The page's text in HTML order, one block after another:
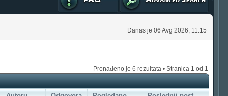
Danas je 06 Avg 2026, 11:15
Pronađeno je 6 rezultata • Stranica 1 od 1